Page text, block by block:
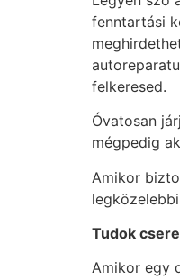
fenntartási
felkeresed.
Óvatosan
mégpedig
Amikor
Tudok
Amikor egy